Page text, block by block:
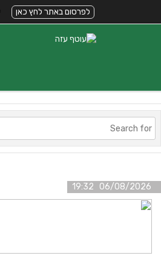
לפרסום באתר לחץ כאן
06/08/2026 19:32